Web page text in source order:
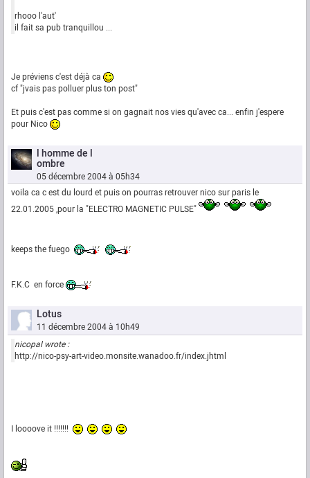
rhooo l'aut'
il fait sa pub tranquillou ...
Je préviens c'est déjà ca
cf "jvais pas polluer plus ton post"
Et puis c'est pas comme si on gagnait nos vies qu'avec ca... enfin j'espere
pour Nico
l homme de l
ombre
05 décembre 2004 à 05h34
voila ca c est du lourd et puis on pourras retrouver nico sur paris le
22.01.2005 ,pour la "ELECTRO MAGNETIC PULSE"
keeps the fuego
F.K.C en force
Lotus
11 décembre 2004 à 10h49
nicopal wrote :
http://nico-psy-art-video.monsite.wanadoo.fr/index.jhtml
I loooove it !!!!!!!